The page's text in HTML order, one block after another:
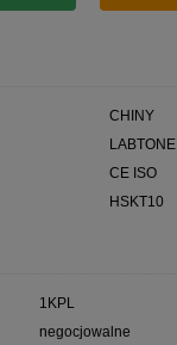
CHINY
LABTONE
CE ISO
HSKT10
1KPL
negocjowalne